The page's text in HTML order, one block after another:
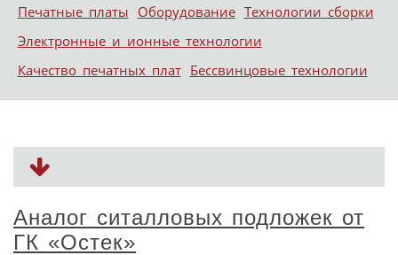
Печатные платы Оборудование Технологии сборки
Электронные и ионные технологии
Качество печатных плат Бессвинцовые технологии
Аналог ситалловых подложек от
ГК «Остек»